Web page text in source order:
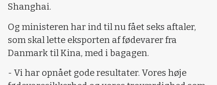
Shanghai.
Og ministeren har ind til nu fået seks aftaler,
som skal lette eksporten af fødevarer fra
Danmark til Kina, med i bagagen.
- Vi har opnået gode resultater. Vores høje